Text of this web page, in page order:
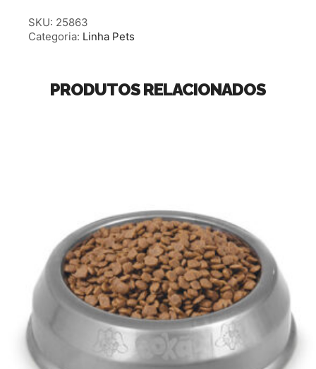
SKU: 25863
Categoria: Linha Pets
PRODUTOS RELACIONADOS